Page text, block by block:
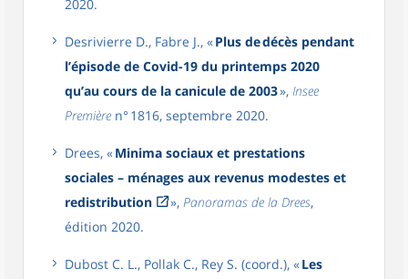
2020.
Desrivierre D., Fabre J., «Plus de décès pendant
l’épisode de Covid-19 du printemps 2020
qu’au cours de la canicule de 2003», Insee
Première n° 1816, septembre 2020.
Drees, «Minima sociaux et prestations
sociales – ménages aux revenus modestes et
redistribution
», Panoramas de la Drees,
édition 2020.
Dubost C. L., Pollak C., Rey S. (coord.), «Les